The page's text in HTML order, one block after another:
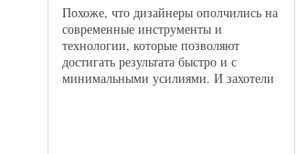
Похоже, что дизайнеры ополчились на
современные инструменты и
технологии, которые позволяют
достигать результата быстро и с
минимальными усилиями. И захотели